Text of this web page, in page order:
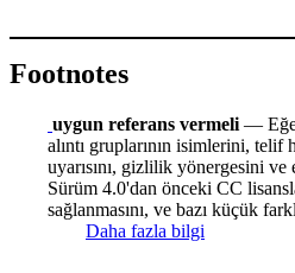
Footnotes
uygun referans vermeli — Eğer
alıntı gruplarının isimlerini,
uyarısını, gizlilik yönergesini ve
Sürüm 4.0'dan önceki CC
sağlanmasını, ve bazı küçük
Daha fazla bilgi